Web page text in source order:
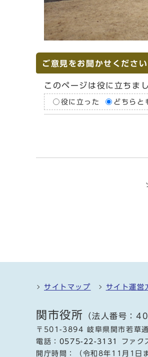
ご意見をお聞かせください
このページは役に立ちま
役に立った どちらと
サイトマップ サイト運営
関市役所 （法人番号：
〒501-3894 岐阜県関市若草
電話： 0575-22-3131
ファ
開庁時間：（令和8年11月1